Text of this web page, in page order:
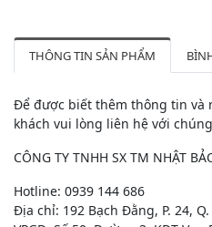
THÔNG TIN SẢN PHẨM
Để được biết thêm thông tin và
khách vui lòng liên hệ với
CÔNG TY TNHH SX TM NHẬT
Hotline: 0939 144 686
Địa chỉ: 192 Bạch Đằng, P. 24,